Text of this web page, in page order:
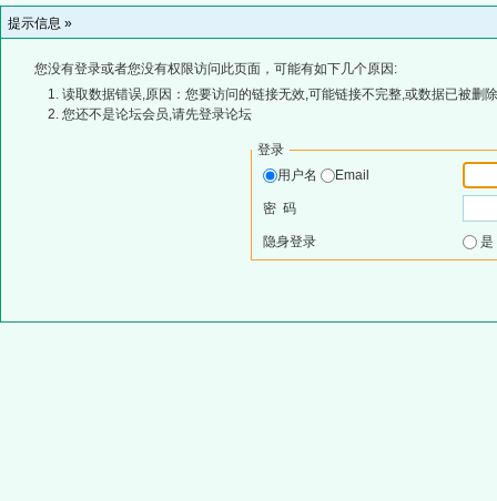
提示信息 »
您没有登录或者您没有权限访问此页面，可能有如下几个原因:
读取数据错误,原因：您要访问的链接无效,可能链接不完整,或数据已被删
您还不是论坛会员,请先登录论坛
登录
用户名
Email
密 码
隐身登录